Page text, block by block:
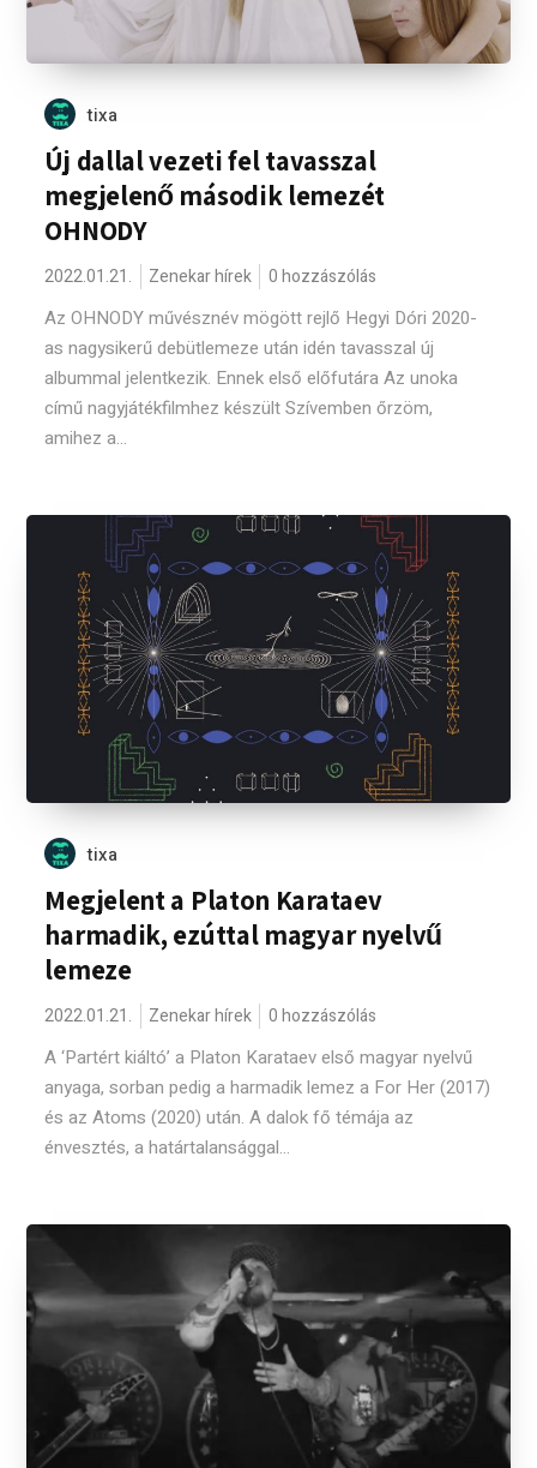
tixa
Új dallal vezeti fel tavasszal
megjelenő második lemezét
OHNODY
2022.01.21. Zenekar hírek 0 hozzászólás
Az OHNODY művésznév mögött rejlő Hegyi Dóri 2020-
as nagysikerű debütlemeze után idén tavasszal új
albummal jelentkezik. Ennek első előfutára Az unoka
című nagyjátékfilmhez készült Szívemben őrzöm,
amihez a...
tixa
Megjelent a Platon Karataev
harmadik, ezúttal magyar nyelvű
lemeze
2022.01.21. Zenekar hírek 0 hozzászólás
A ‘Partért kiáltó’ a Platon Karataev első magyar nyelvű
anyaga, sorban pedig a harmadik lemez a For Her (2017)
és az Atoms (2020) után. A dalok fő témája az
énvesztés, a határtalansággal...